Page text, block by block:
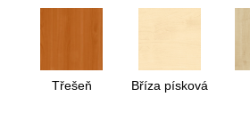
Třešeň Bříza písková